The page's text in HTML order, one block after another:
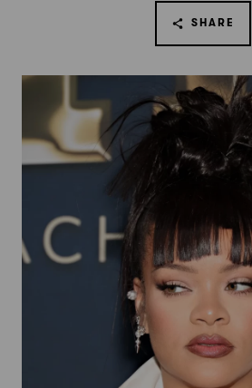
SHARE